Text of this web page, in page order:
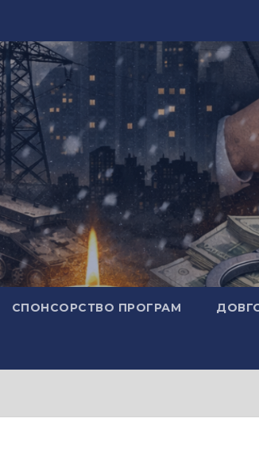
СПОНСОРСТВО ПРОГРАМ